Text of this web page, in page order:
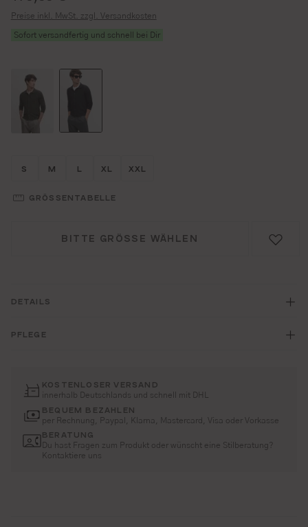
Preise inkl. MwSt. zzgl. Versandkosten
Sofort versandfertig und schnell bei Dir
Größe wählen
S Größe wählen
M Größe wählen
L Größe wählen
XL Größe wählen
XXL
GRÖSSENTABELLE
BITTE GRÖSSE WÄHLEN
DETAILS
PFLEGE
KOSTENLOSER VERSAND
innerhalb Deutschlands und schnell mit DHL
BEQUEM BEZAHLEN
per Rechnung, Paypal, Klarna, Mastercard, Visa oder Vorkasse
BERATUNG
Du hast Fragen zum Produkt oder wünscht eine Stilberatung?
Kontaktiere uns